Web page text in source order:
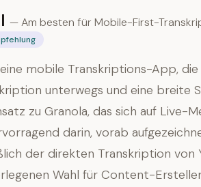
— Am besten für Mobile-First-
mobile Transkriptions-App,
unterwegs und eine breite
zu Granola, das sich auf
darin, vorab
der direkten Transkription von
Wahl für Content-